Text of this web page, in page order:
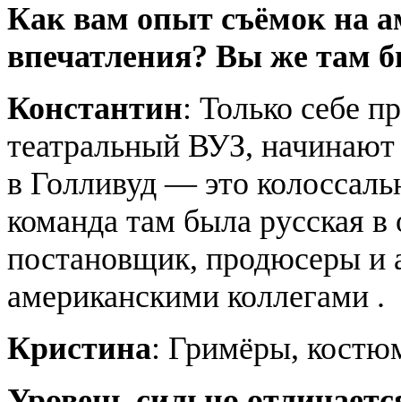
Как вам опыт съёмок на
впечатления? Вы же там
Константин: Только себе
театральный ВУЗ, начинают
в Голливуд — это
команда там была русская
постановщик, продюсеры и
американскими коллегами .
Кристина: Гримёры,